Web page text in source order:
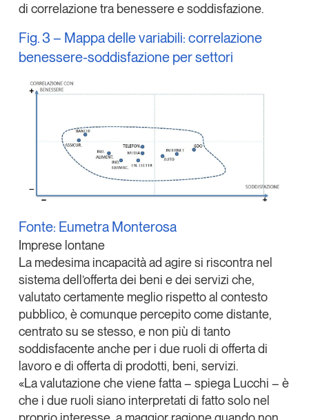
di correlazione tra benessere e soddisfazione.
Fig. 3 – Mappa delle variabili: correlazione
benessere-soddisfazione per settori
Fonte: Eumetra Monterosa
Imprese lontane
La medesima incapacità ad agire si riscontra nel
sistema dell’offerta dei beni e dei servizi che,
valutato certamente meglio rispetto al contesto
pubblico, è comunque percepito come distante,
centrato su se stesso, e non più di tanto
soddisfacente anche per i due ruoli di offerta di
lavoro e di offerta di prodotti, beni, servizi.
«La valutazione che viene fatta – spiega Lucchi – è
che i due ruoli siano interpretati di fatto solo nel